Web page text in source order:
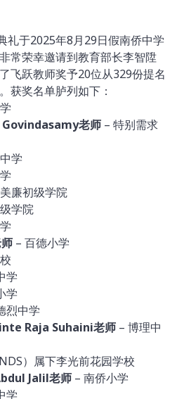
礼于2025年8月29日假南侨中学
常荣幸邀请到教育部长李智陞
飞跃教师奖予20位从329份提名
获奖名单胪列如下：
老师 – 特别需求
学
廉初级学院
学院
– 百德小学
学
学
烈中学
Raja Suhaini老师 – 博理中
）属下李光前花园学校
Jalil老师 – 南侨小学
学